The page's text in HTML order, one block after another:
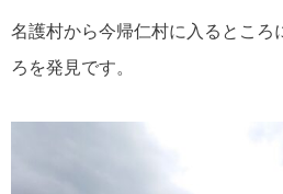
名護村から今帰仁村に入るところ
ろを発見です。